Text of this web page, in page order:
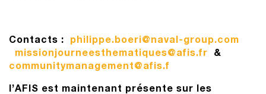
Contacts : philippe.boeri@naval-group.com
missionjourneesthematiques@afis.fr​
&
communitymanagement@afis.f
l’AFIS est maintenant présente sur les